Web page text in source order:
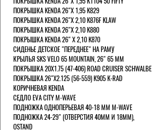
ПОКРЫШКА KENDA 26"Х 1,95 K829
ПОКРЫШКА KENDA 26"Х 2,10 K876F KLAW
ПОКРЫШКА KENDA 26"Х 2,10 K880
ПОКРЫШКА KENDA 26" Х 2,10 K870
СИДЕНЬЕ ДЕТСКОЕ "ПЕРЕДНЕЕ" НА РАМУ
КРЫЛЬЯ SKS VELO 65 MOUNTAIN, 26" 65 ММ
ПОКРЫШКА 20X1.75 (47-406) ROAD CRUISER SCHWALBE
ПОКРЫШКА 26"Х2.125 (56-559) K905 K-RAD
КОРИЧНЕВАЯ KENDA
СЕДЛО EVA CITY M-WAVE
ПОДНОЖКА ОДНОПЕРЬЕВАЯ 40-18 ММ M-WAVE
ПОДНОЖКА 24-29" (ОТВЕРСТИЯ 40ММ И 18ММ),
OSTAND